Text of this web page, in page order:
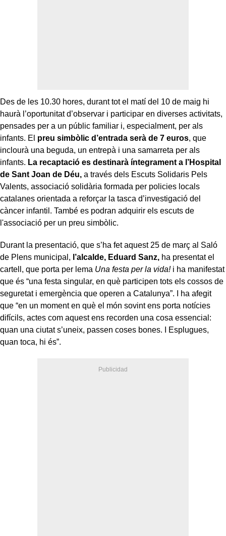
Des de les 10.30 hores, durant tot el matí del 10 de maig hi
haurà l’oportunitat d’observar i participar en diverses activitats,
pensades per a un públic familiar i, especialment, per als
infants. El preu simbòlic d’entrada serà de 7 euros, que
inclourà una beguda, un entrepà i una samarreta per als
infants. La recaptació es destinarà íntegrament a l’Hospital
de Sant Joan de Déu, a través dels Escuts Solidaris Pels
Valents, associació solidària formada per policies locals
catalanes orientada a reforçar la tasca d’investigació del
càncer infantil. També es podran adquirir els escuts de
l'associació per un preu simbòlic.
Durant la presentació, que s’ha fet aquest 25 de març al Saló
de Plens municipal, l’alcalde, Eduard Sanz, ha presentat el
cartell, que porta per lema Una festa per la vida!i ha manifestat
que és “una festa singular, en què participen tots els cossos de
seguretat i emergència que operen a Catalunya”. I ha afegit
que “en un moment en què el món sovint ens porta notícies
difícils, actes com aquest ens recorden una cosa essencial:
quan una ciutat s’uneix, passen coses bones. I Esplugues,
quan toca, hi és”.